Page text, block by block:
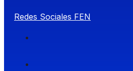
Redes Sociales FEN